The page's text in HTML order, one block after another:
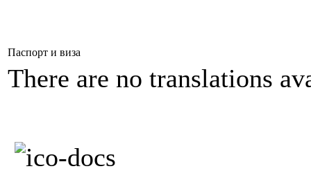
Паспорт и виза
There are no translations